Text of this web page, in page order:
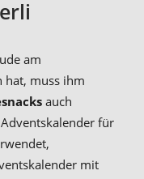
am
hat, muss ihm
auch
für
mit